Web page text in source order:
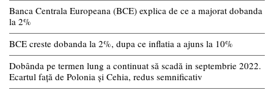
Banca Centrala Europeana (BCE) explica de ce a majorat dobanda
la 2%
BCE creste dobanda la 2%, dupa ce inflatia a ajuns la 10%
Dobânda pe termen lung a continuat să scadă in septembrie 2022.
Ecartul față de Polonia și Cehia, redus semnificativ